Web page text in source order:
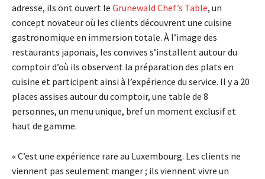
adresse, ils ont ouvert le Grünewald Chef’s Table, un
concept novateur où les clients découvrent une cuisine
gastronomique en immersion totale. À l’image des
restaurants japonais, les convives s’installent autour du
comptoir d’où ils observent la préparation des plats en
cuisine et participent ainsi à l’expérience du service. Il y a 20
places assises autour du comptoir, une table de 8
personnes, un menu unique, bref un moment exclusif et
haut de gamme.
« C’est une expérience rare au Luxembourg. Les clients ne
viennent pas seulement manger ; ils viennent vivre un